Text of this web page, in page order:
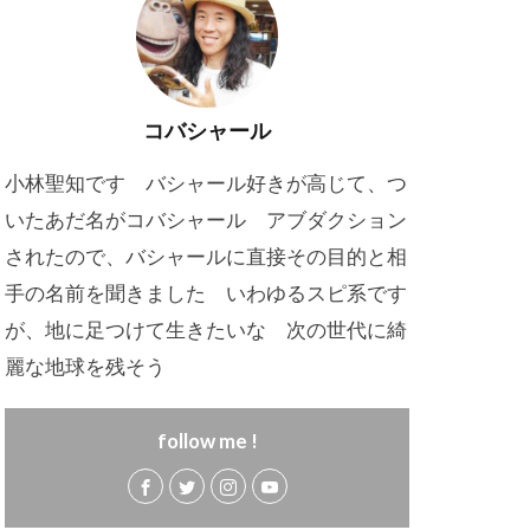
コバシャール
小林聖知です バシャール好きが高じて、つ
いたあだ名がコバシャール アブダクション
されたので、バシャールに直接その目的と相
手の名前を聞きました いわゆるスピ系です
が、地に足つけて生きたいな 次の世代に綺
麗な地球を残そう
follow me !